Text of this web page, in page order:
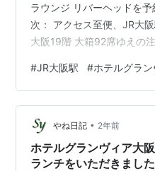
ラウンジ リバーヘッドを
次： アクセス至便、JR大
大阪19階 大箱92席ゆえの
た 近くのカフェ候補3選 ア
ホテルグランヴィア大阪
ぐのホテルグランヴィア大
ジは、いつもお客さんでい
ンジまで上がってくる人は
ったときでもこ…
#JR大阪駅 #ホテルグラ
やね日記 • 2年前
ホテルグランヴィア大
ランチをいただきました